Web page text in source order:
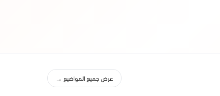
عرض جميع المواضيع →